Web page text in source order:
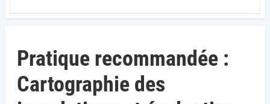
Pratique recommandée :
Cartographie des